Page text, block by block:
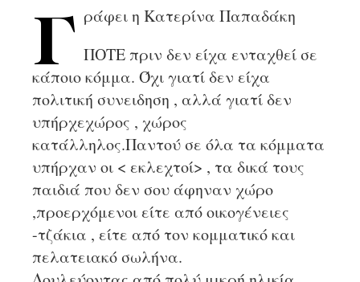
Γ ράφει η Κατερίνα Παπαδάκη
ΠΟΤΕ πριν δεν είχα ενταχθεί σε
κάποιο κόμμα. Όχι γιατί δεν είχα
πολιτική συνειδηση , αλλά γιατί δεν
υπήρχεχώρος , χώρος
κατάλληλος.Παντού σε όλα τα κόμματα
υπήρχαν οι < εκλεχτοί> , τα δικά τους
παιδιά που δεν σου άφηναν χώρο
,προερχόμενοι είτε από οικογένειες
-τζάκια , είτε από τον κομματικό και
πελατειακό σωλήνα.